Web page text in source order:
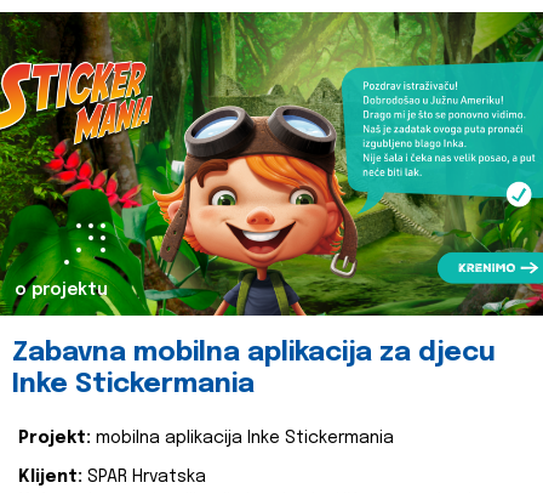
o projektu
Zabavna mobilna aplikacija za djecu
Inke Stickermania
Projekt: mobilna aplikacija Inke Stickermania
Klijent: SPAR Hrvatska